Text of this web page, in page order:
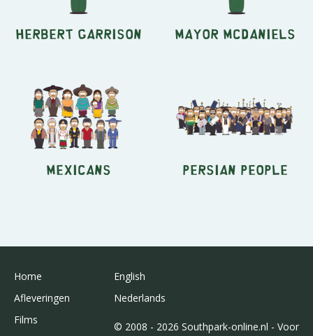
Herbert Garrison Mayor McDaniels
Mexicans Persian People
Home
Afleveringen
Films
English
Nederlands
© 2008 - 2026 Southpark-online.nl - Voor